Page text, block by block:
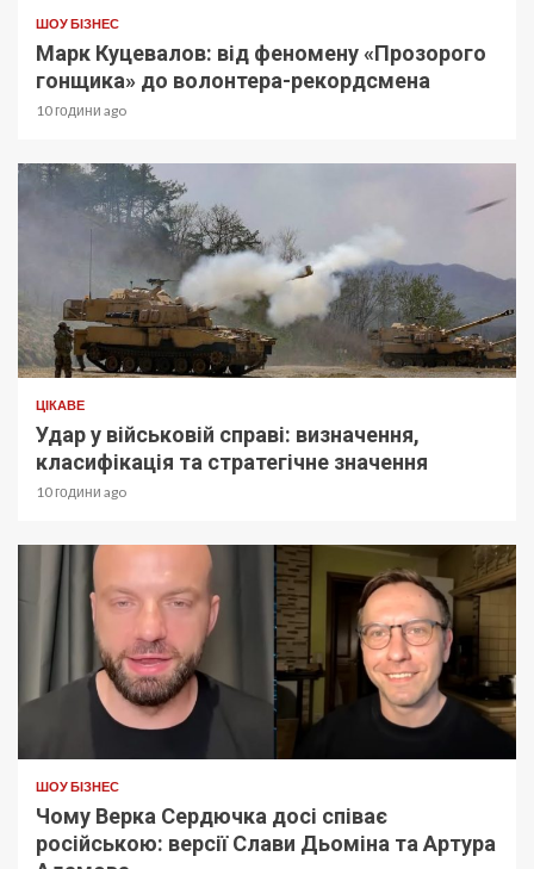
ШОУ БІЗНЕС
Марк Куцевалов: від феномену «Прозорого
гонщика» до волонтера-рекордсмена
10 години ago
ЦІКАВЕ
Удар у військовій справі: визначення,
класифікація та стратегічне значення
10 години ago
ШОУ БІЗНЕС
Чому Верка Сердючка досі співає
російською: версії Слави Дьоміна та Артура